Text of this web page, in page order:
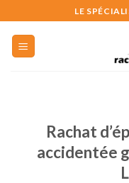
to
content
LE
Rachat
accidentée